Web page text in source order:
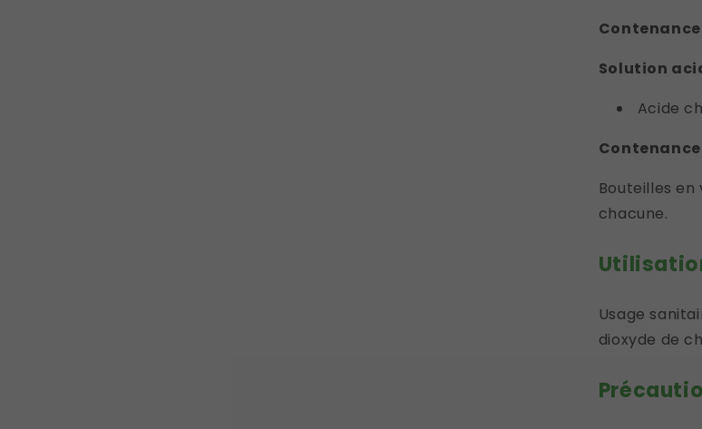
Contenance
Solution
Acide
Contenance
Bouteilles
chacune.
Usage
dioxyde de